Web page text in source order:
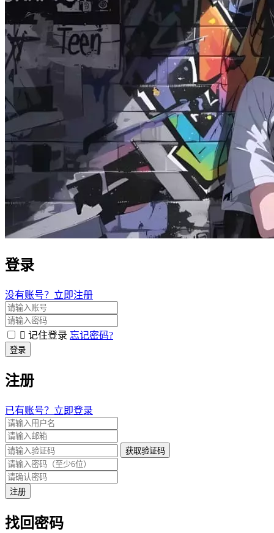
登录
没有账号？立即注册
记住登录 忘记密码?
登录
注册
已有账号？立即登录
获取验证码
注册
找回密码